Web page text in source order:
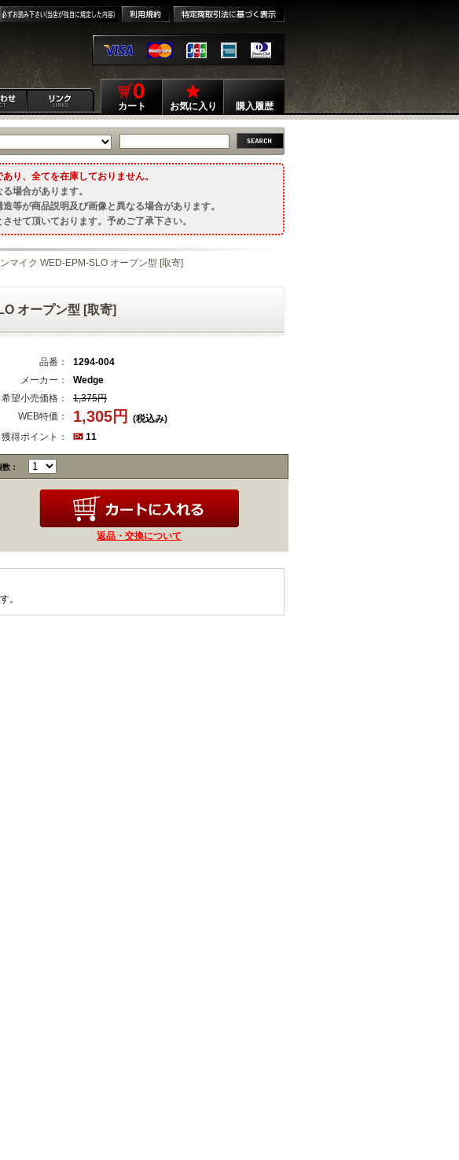
0
カート お気に入り 購入履歴
り、全てを在庫しておりません。
場合があります。
等が商品説明及び画像と異なる場合があります。
せて頂いております。予めご了承下さい。
マイク WED-EPM-SLO オープン型 [取寄]
オープン型 [取寄]
品番：
1294-004
メーカー：
Wedge
希望小売価格：
1,375円
WEB特価：
1,305円
(税込み)
獲得ポイント：
11
数：
返品・交換について
。